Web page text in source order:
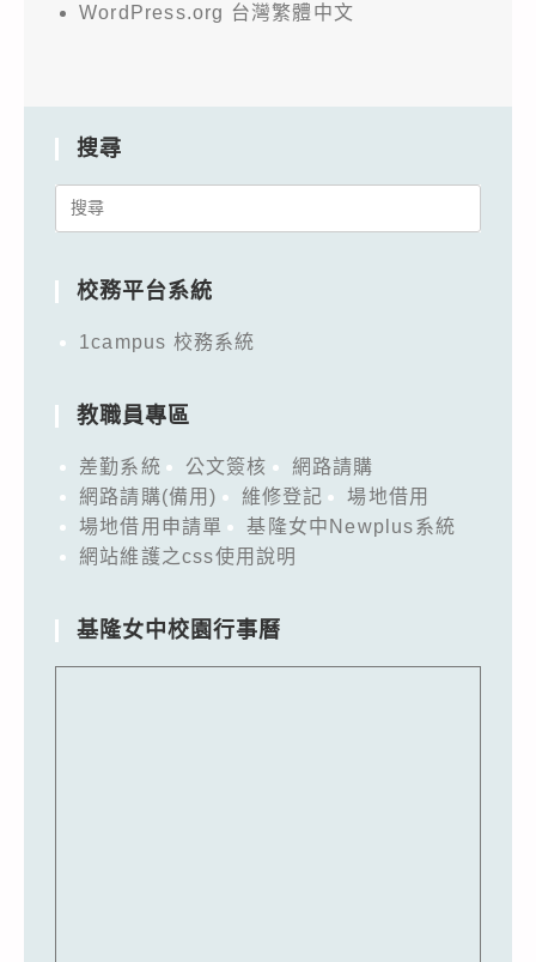
WordPress.org 台灣繁體中文
搜尋
Search
校務平台系統
1campus 校務系統
教職員專區
差勤系統 公文簽核
網路請購
網路請購(備用)
維修登記
場地借用
場地借用申請單
基隆女中Newplus系統
網站維護之css使用說明
基隆女中校園行事曆